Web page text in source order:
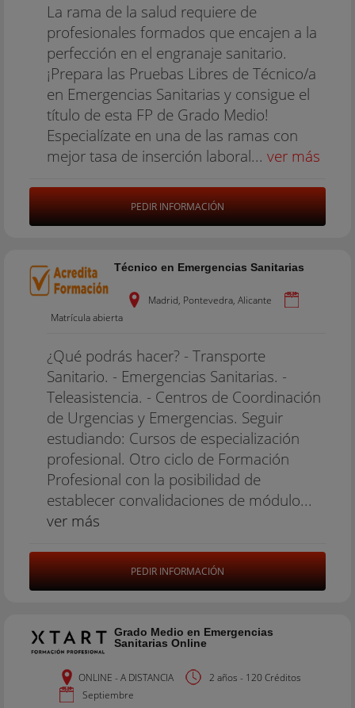
La rama de la salud requiere de
profesionales formados que encajen a la
perfección en el engranaje sanitario.
¡Prepara las Pruebas Libres de Técnico/a
en Emergencias Sanitarias y consigue el
título de esta FP de Grado Medio!
Especialízate en una de las ramas con
mejor tasa de inserción laboral... ver más
PEDIR INFORMACIÓN
Técnico en Emergencias Sanitarias
Madrid, Pontevedra, Alicante
Matrícula abierta
¿Qué podrás hacer? - Transporte
Sanitario. - Emergencias Sanitarias. -
Teleasistencia. - Centros de Coordinación
de Urgencias y Emergencias. Seguir
estudiando: Cursos de especialización
profesional. Otro ciclo de Formación
Profesional con la posibilidad de
establecer convalidaciones de módulo...
ver más
PEDIR INFORMACIÓN
Grado Medio en Emergencias
Sanitarias Online
ONLINE - A DISTANCIA
2 años - 120 Créditos
Septiembre